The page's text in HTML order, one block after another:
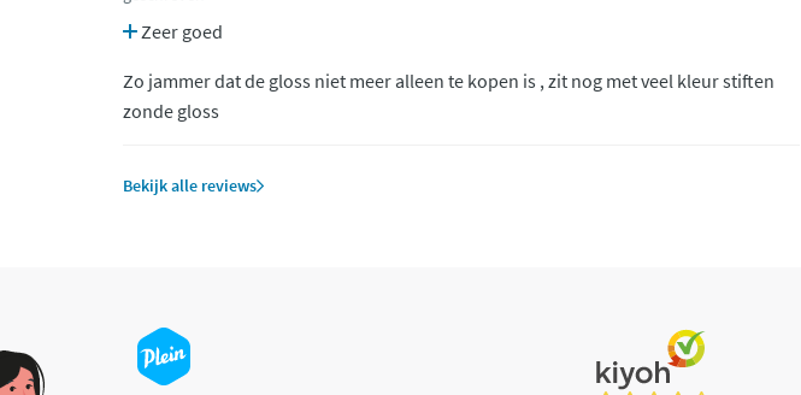
Zeer goed
Zo jammer dat de gloss niet meer alleen te kopen is , zit nog met veel kleur stiften
zonde gloss
Bekijk alle reviews